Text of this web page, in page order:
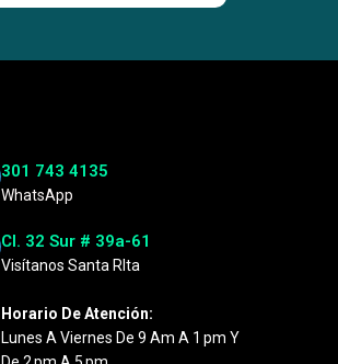
301 743 4135
WhatsApp
Cl. 32 Sur # 39a-61
Visítanos Santa RIta
Horario De Atención:
Lunes A Viernes De 9 Am A 1 Pm Y